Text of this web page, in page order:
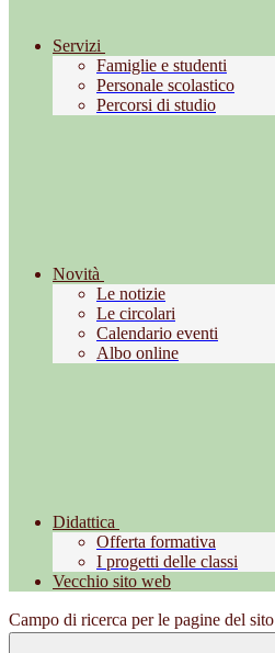
Servizi
Famiglie e studenti
Personale scolastico
Percorsi di studio
Novità
Le notizie
Le circolari
Calendario eventi
Albo online
Didattica
Offerta formativa
I progetti delle classi
Vecchio sito web
Campo di ricerca per le pagine del sito